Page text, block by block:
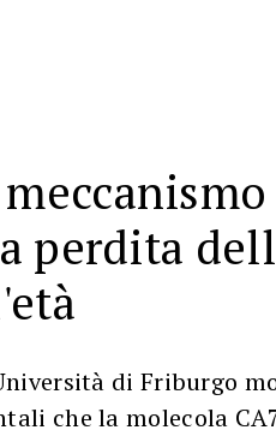
perdita
di Friburgo
che la molecola